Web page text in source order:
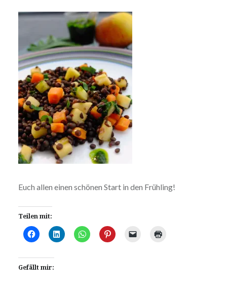
Euch allen einen schönen Start in den Frühling!
Teilen mit:
Gefällt mir: